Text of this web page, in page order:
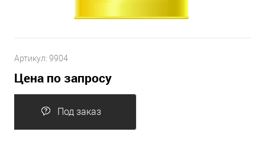
Артикул: 9904
Цена по запросу
Под заказ